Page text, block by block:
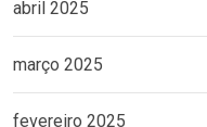
abril 2025
março 2025
fevereiro 2025